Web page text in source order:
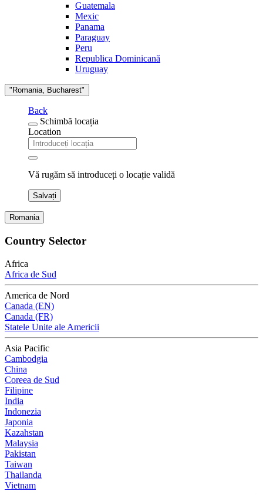
Guatemala
Mexic
Panama
Paraguay
Peru
Republica Dominicană
Uruguay
"Romania, Bucharest"
Back
Schimbă locația
Location
Vă rugăm să introduceți o locație validă
Salvați
Romania
Country Selector
Africa
Africa de Sud
America de Nord
Canada (EN)
Canada (FR)
Statele Unite ale Americii
Asia Pacific
Cambodgia
China
Coreea de Sud
Filipine
India
Indonezia
Japonia
Kazahstan
Malaysia
Pakistan
Taiwan
Thailanda
Vietnam